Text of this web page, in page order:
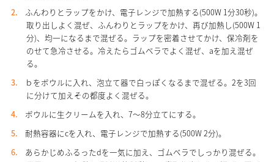
ふんわりとラップをかけ、電子レンジで加熱する(500W 1分30秒)。
取り出しよく混ぜ、ふんわりとラップをかけ、再び加熱し(500W 1
分)、均一になるまで混ぜる。ラップを密着させてかけ、保冷剤を
のせて急冷させる。冷えたらゴムベラでよく混ぜ、aを加え混ぜ
る。
ｂをボウルに入れ、泡立て器で白っぽくなるまで混ぜる。2を3回
に分けて加えその都度よく混ぜる。
ボウルに生クリームを入れ、7～8分立てにする。
耐熱容器にcを入れ、電子レンジで加熱する(500W 2分)。
あらかじめふるったdを一気に加え、ゴムベラでしっかり混ぜる。